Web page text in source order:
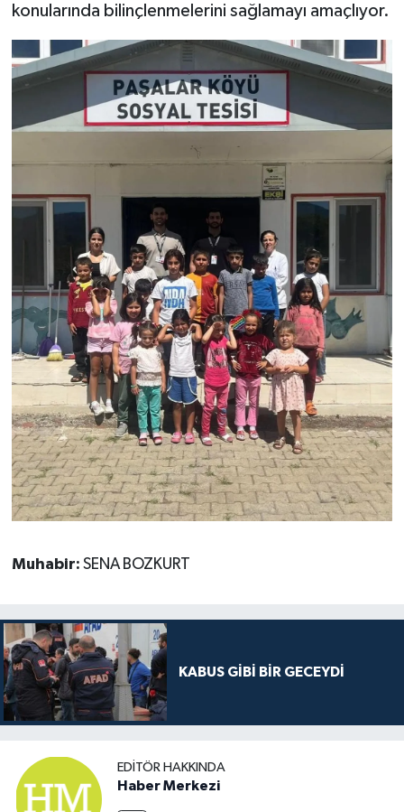
konularında bilinçlenmelerini sağlamayı amaçlıyor.
Muhabir: SENA BOZKURT
KABUS GİBİ BİR GECEYDİ
EDITÖR HAKKINDA
Haber Merkezi